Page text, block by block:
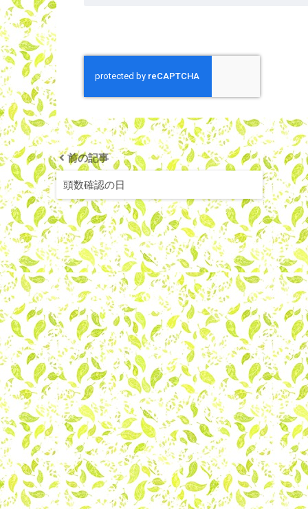
前の記事
頭数確認の日